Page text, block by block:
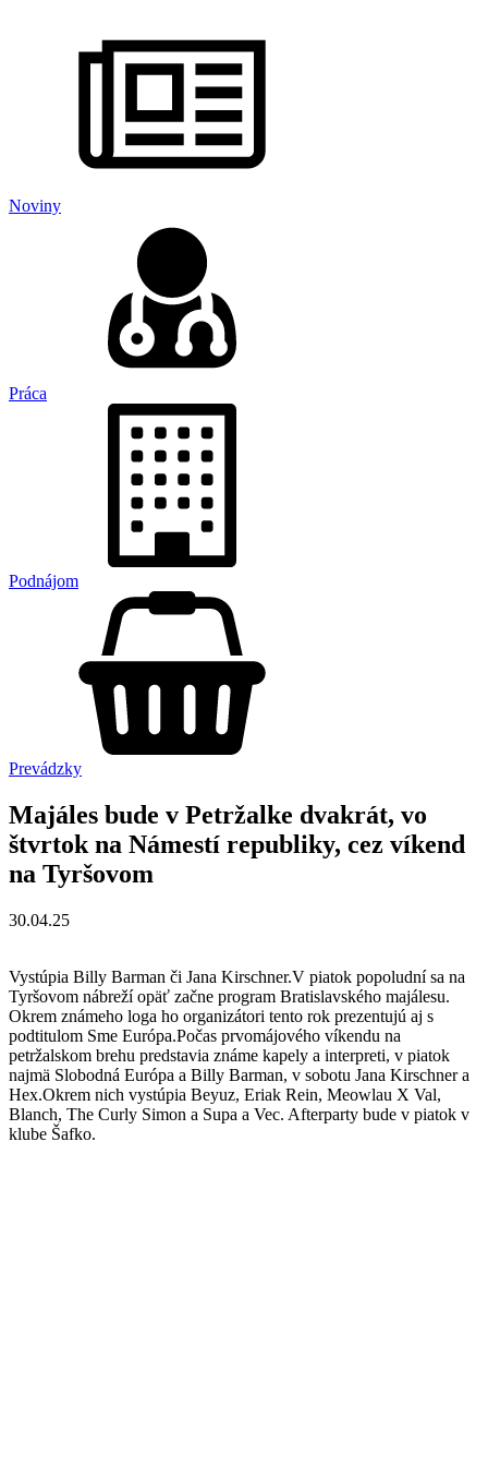
Noviny
Práca
Podnájom
Prevádzky
Majáles bude v Petržalke dvakrát, vo
štvrtok na Námestí republiky, cez víkend
na Tyršovom
30.04.25
Vystúpia Billy Barman či Jana Kirschner.V piatok popoludní sa na
Tyršovom nábreží opäť začne program Bratislavského majálesu.
Okrem známeho loga ho organizátori tento rok prezentujú aj s
podtitulom Sme Európa.Počas prvomájového víkendu na
petržalskom brehu predstavia známe kapely a interpreti, v piatok
najmä Slobodná Európa a Billy Barman, v sobotu Jana Kirschner a
Hex.Okrem nich vystúpia Beyuz, Eriak Rein, Meowlau X Val,
Blanch, The Curly Simon a Supa a Vec. Afterparty bude v piatok v
klube Šafko.